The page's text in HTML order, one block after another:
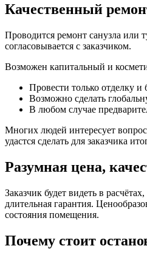
Качественный
Проводится ремонт санузла или
согласовывается с заказчиком.
Возможен капитальный и
Провести только отделку
Возможно сделать
В любом случае
Многих людей интересует
удастся сделать для заказчика
Разумная цена,
Заказчик будет видеть в
длительная гарантия.
состояния помещения.
Почему стоит